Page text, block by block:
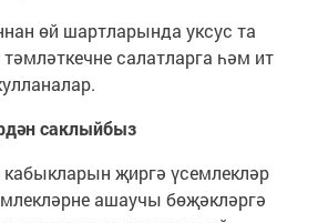
өй шартларында уксус та
тәмләткечне салатларга һәм ит
саклыйбыз
җиргә үсемлекләр
ашаучы бөҗәкләргә